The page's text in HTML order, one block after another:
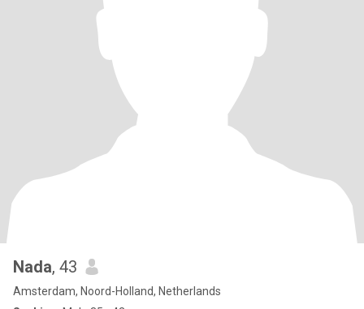
Nada, 43
Amsterdam, Noord-Holland, Netherlands